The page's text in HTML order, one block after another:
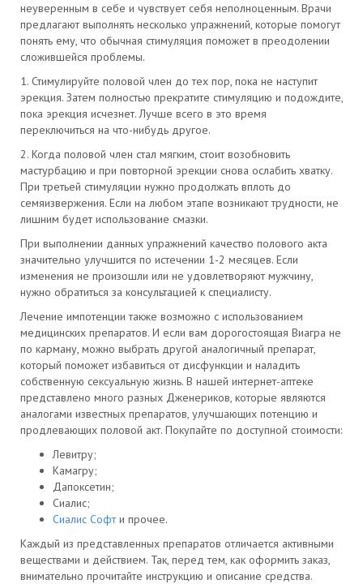
неуверенным в себе и чувствует себя неполноценным. Врачи
предлагают выполнять несколько упражнений, которые помогут
понять ему, что обычная стимуляция поможет в преодолении
сложившейся проблемы.
1. Стимулируйте половой член до тех пор, пока не наступит
эрекция. Затем полностью прекратите стимуляцию и подождите,
пока эрекция исчезнет. Лучше всего в это время
переключиться на что-нибудь другое.
2. Когда половой член стал мягким, стоит возобновить
мастурбацию и при повторной эрекции снова ослабить хватку.
При третьей стимуляции нужно продолжать вплоть до
семяизвержения. Если на любом этапе возникают трудности, не
лишним будет использование смазки.
При выполнении данных упражнений качество полового акта
значительно улучшится по истечении 1-2 месяцев. Если
изменения не произошли или не удовлетворяют мужчину,
нужно обратиться за консультацией к специалисту.
Лечение импотенции также возможно с использованием
медицинских препаратов. И если вам дорогостоящая Виагра не
по карману, можно выбрать другой аналогичный препарат,
который поможет избавиться от дисфункции и наладить
собственную сексуальную жизнь. В нашей интернет-аптеке
представлено много разных Дженериков, которые являются
аналогами известных препаратов, улучшающих потенцию и
продлевающих половой акт. Покупайте по доступной стоимости:
Левитру;
Камагру;
Дапоксетин;
Сиалис;
Сиалис Софти прочее.
Каждый из представленных препаратов отличается активными
веществами и действием. Так, перед тем, как оформить заказ,
внимательно прочитайте инструкцию и описание средства.